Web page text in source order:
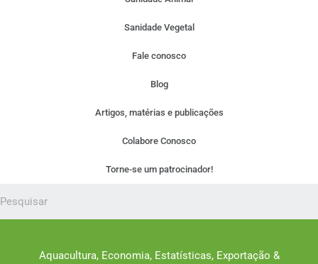
Sanidade Vegetal
Fale conosco
Blog
Artigos, matérias e publicações
Colabore Conosco
Torne-se um patrocinador!
Aquacultura, Economia, Estatísticas, Exportação &